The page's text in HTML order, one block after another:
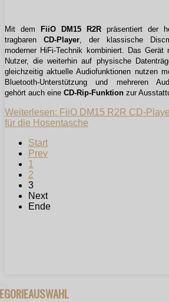
Mit dem FiiO DM15 R2Rpräsentiert der
tragbaren CD-Player, der klassische
moderner HiFi-Technik kombiniert. Das
Nutzer, die weiterhin auf physische
gleichzeitig aktuelle Audiofunktionen nutzen
Bluetooth-Unterstützung und mehreren
gehört auch eine CD-Rip-Funktion zur
Weiterlesen: FiiO DM15 R2R CD-
für die Hosentasche
Start
Prev
1
2
3
Next
Ende